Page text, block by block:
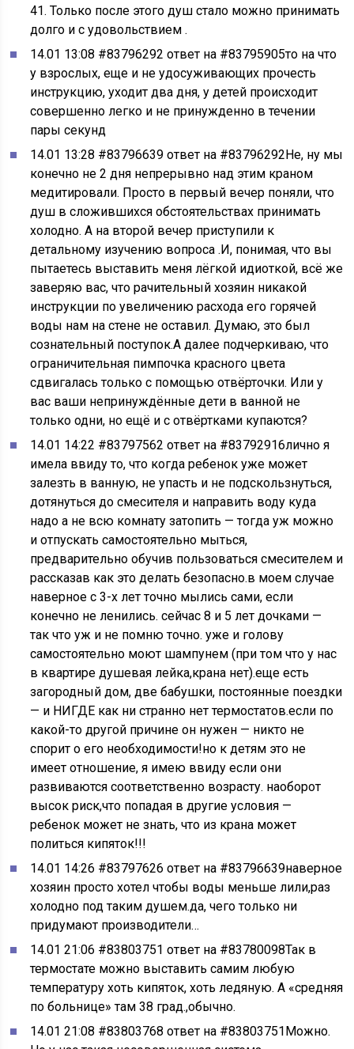
41. Только после этого душ стало можно принимать
долго и с удовольствием .
14.01 13:08 #83796292 ответ на #83795905то на что
у взрослых, еще и не удосуживающих прочесть
инструкцию, уходит два дня, у детей происходит
совершенно легко и не принужденно в течении
пары секунд
14.01 13:28 #83796639 ответ на #83796292Не, ну мы
конечно не 2 дня непрерывно над этим краном
медитировали. Просто в первый вечер поняли, что
душ в сложившихся обстоятельствах принимать
холодно. А на второй вечер приступили к
детальному изучению вопроса .И, понимая, что вы
пытаетесь выставить меня лёгкой идиоткой, всё же
заверяю вас, что рачительный хозяин никакой
инструкции по увеличению расхода его горячей
воды нам на стене не оставил. Думаю, это был
сознательный поступок.А далее подчеркиваю, что
ограничительная пимпочка красного цвета
сдвигалась только с помощью отвёрточки. Или у
вас ваши непринуждённые дети в ванной не
только одни, но ещё и с отвёртками купаются?
14.01 14:22 #83797562 ответ на #83792916лично я
имела ввиду то, что когда ребенок уже может
залезть в ванную, не упасть и не подскользнуться,
дотянуться до смесителя и направить воду куда
надо а не всю комнату затопить — тогда уж можно
и отпускать самостоятельно мыться,
предварительно обучив пользоваться смесителем и
рассказав как это делать безопасно.в моем случае
наверное с 3-х лет точно мылись сами, если
конечно не ленились. сейчас 8 и 5 лет дочками —
так что уж и не помню точно. уже и голову
самостоятельно моют шампунем (при том что у нас
в квартире душевая лейка,крана нет).еще есть
загородный дом, две бабушки, постоянные поездки
— и НИГДЕ как ни странно нет термостатов.если по
какой-то другой причине он нужен — никто не
спорит о его необходимости!но к детям это не
имеет отношение, я имею ввиду если они
развиваются соответственно возрасту. наоборот
высок риск,что попадая в другие условия —
ребенок может не знать, что из крана может
политься кипяток!!!
14.01 14:26 #83797626 ответ на #83796639наверное
хозяин просто хотел чтобы воды меньше лили,раз
холодно под таким душем.да, чего только ни
придумают производители…
14.01 21:06 #83803751 ответ на #83780098Так в
термостате можно выставить самим любую
температуру хоть кипяток, хоть ледяную. А «средняя
по больнице» там 38 град.,обычно.
14.01 21:08 #83803768 ответ на #83803751Можно.